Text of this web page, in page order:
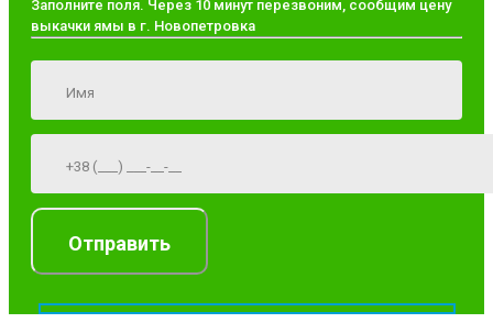
Заполните поля. Через 10 минут перезвоним, сообщим цену
выкачки ямы в г. Новопетровка